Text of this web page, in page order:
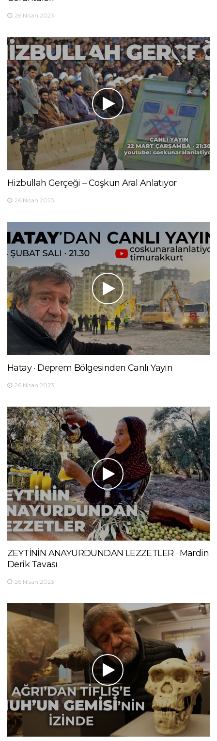
26 Nisan 2023
Hizbullah Gerçeği – Coşkun Aral Anlatıyor
26 Nisan 2023
Hatay · Deprem Bölgesinden Canlı Yayın
26 Nisan 2023
ZEYTİNİN ANAYURDUNDAN LEZZETLER · Mardin
Derik Tavası
26 Nisan 2023